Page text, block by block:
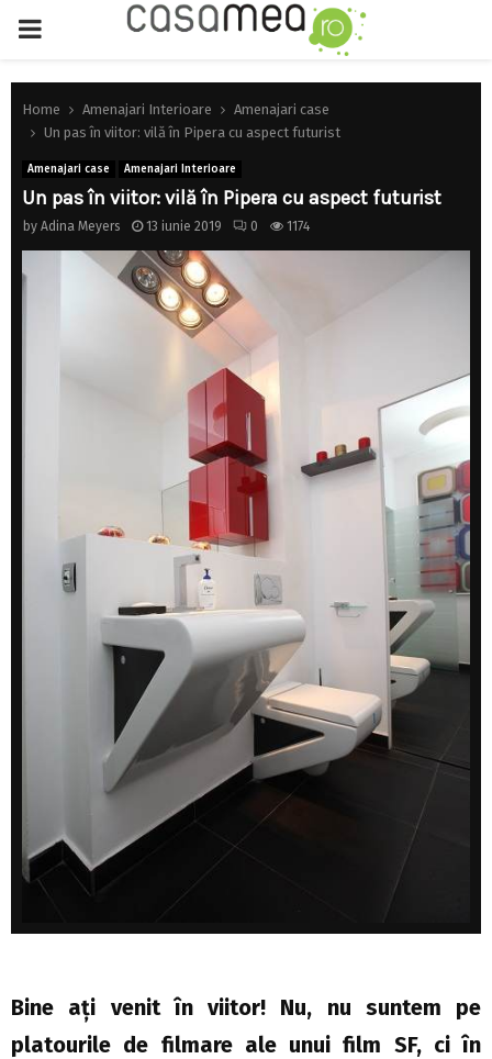
PRIMARY
MENU
Home Amenajari Interioare
Amenajari case
Un pas în viitor: vilă în Pipera cu aspect futurist
Amenajari case Amenajari Interioare
Un pas în viitor: vilă în Pipera cu aspect futurist
by Adina Meyers 13 iunie 2019 0 1174
Bine ați venit în viitor! Nu, nu suntem pe
platourile de filmare ale unui film SF, ci în